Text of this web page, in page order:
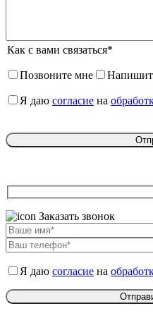
Как с вами связаться*
Позвоните мне
Я даю согласие на
Заказать звонок
Я даю согласие на